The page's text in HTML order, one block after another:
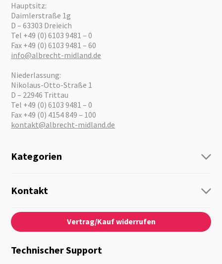
Hauptsitz:
Daimlerstraße 1g
D – 63303 Dreieich
Tel +49 (0) 6103 9481 – 0
Fax +49 (0) 6103 9481 – 60
info@albrecht-midland.de
Niederlassung:
Nikolaus-Otto-Straße 1
D – 22946 Trittau
Tel +49 (0) 6103 9481 – 0
Fax +49 (0) 4154 849 – 100
kontakt@albrecht-midland.de
Kategorien
Personenführung
Audio
Notfallvorsorge
Motorrad
Kontakt
Kontaktformular
Über Uns
News
Kataloge
Vertrag/Kauf widerrufen
Technischer Support